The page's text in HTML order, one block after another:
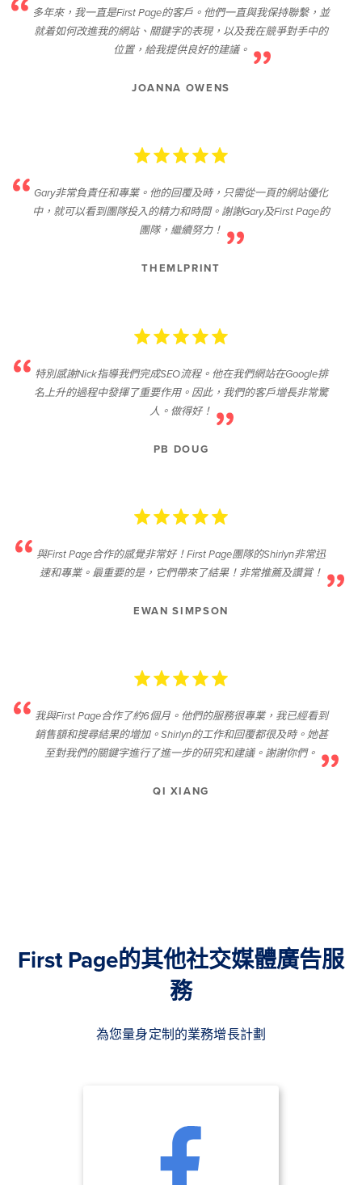
多年來，我一直是First Page的客戶。他們一直與我保持聯繫，並
就着如何改進我的網站、關鍵字的表現，以及我在競爭對手中的
位置，給我提供良好的建議。
JOANNA OWENS
Gary非常負責任和專業。他的回覆及時，只需從一頁的網站優化
中，就可以看到團隊投入的精力和時間。謝謝Gary及First Page的
團隊，繼續努力！
THEMLPRINT
特別感謝Nick指導我們完成SEO流程。他在我們網站在Google排
名上升的過程中發揮了重要作用。因此，我們的客戶增長非常驚
人。做得好！
PB DOUG
與First Page合作的感覺非常好！First Page團隊的Shirlyn非常迅
速和專業。最重要的是，它們帶來了結果！非常推薦及讚賞！
EWAN SIMPSON
我與First Page合作了約6個月。他們的服務很專業，我已經看到
銷售額和搜尋結果的增加。Shirlyn的工作和回覆都很及時。她甚
至對我們的關鍵字進行了進一步的研究和建議。謝謝你們。
QI XIANG
First Page的其他社交媒體廣告服
務
為您量身定制的業務增長計劃